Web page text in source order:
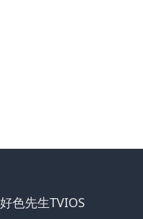
好色先生TVIOS